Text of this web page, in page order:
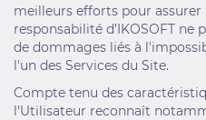
meilleurs efforts pour
responsabilité d’IKOSOFT ne
de dommages liés à
l'un des Services du Site.
Compte tenu des
l'Utilisateur reconnaît